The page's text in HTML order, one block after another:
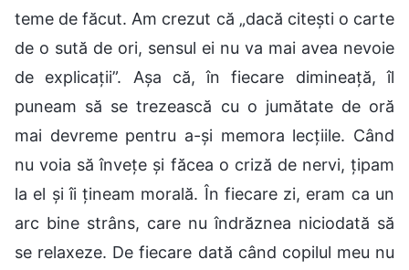
teme de făcut. Am crezut că „dacă citești o carte
de o sută de ori, sensul ei nu va mai avea nevoie
de explicații”. Așa că, în fiecare dimineață, îl
puneam să se trezească cu o jumătate de oră
mai devreme pentru a-și memora lecțiile. Când
nu voia să învețe și făcea o criză de nervi, țipam
la el și îi țineam morală. În fiecare zi, eram ca un
arc bine strâns, care nu îndrăznea niciodată să
se relaxeze. De fiecare dată când copilul meu nu